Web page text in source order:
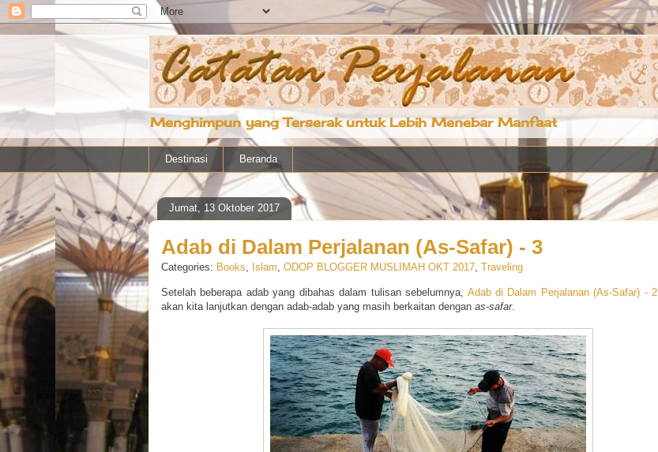
Menghimpun yang Terserak untuk Lebih Menebar Manfaat
Destinasi Beranda
Jumat, 13 Oktober 2017
Adab di Dalam Perjalanan (As-Safar) - 3
Categories: Books Islam ODOP BLOGGER MUSLIMAH OKT 2017 Traveling
Setelah beberapa adab yang dibahas dalam tulisan sebelumnya, Adab di Dalam Perjalanan (As-Safar) - 2
akan kita lanjutkan dengan adab-adab yang masih berkaitan dengan as-safar.